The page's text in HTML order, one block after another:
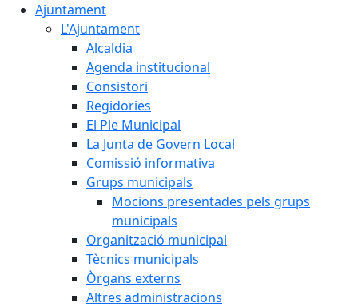
Ajuntament
L'Ajuntament
Alcaldia
Agenda institucional
Consistori
Regidories
El Ple Municipal
La Junta de Govern Local
Comissió informativa
Grups municipals
Mocions presentades pels grups
municipals
Organització municipal
Tècnics municipals
Òrgans externs
Altres administracions